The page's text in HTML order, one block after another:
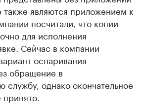
также являются приложением к
посчитали, что копии
для исполнения
Сейчас в компании
оспаривания
обращение в
службу, однако окончательное